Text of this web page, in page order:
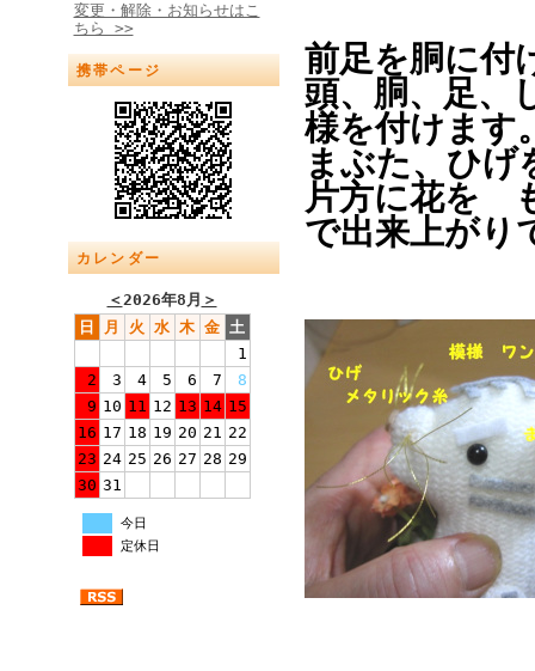
変更・解除・お知らせはこ
ちら >>
携帯ページ
カレンダー
＜2026年8月 ＞
日
月 火 水 木 金 土
1
2
3 4 5 6 7
8
9 10 11 12 13 14 15
16 17 18 19 20 21 22
23 24 25 26 27 28 29
30 31
今日
定休日
前足を胴に付
頭、胴、足、
様を付けます
まぶた、ひげ
片方に花を
で出来上がり